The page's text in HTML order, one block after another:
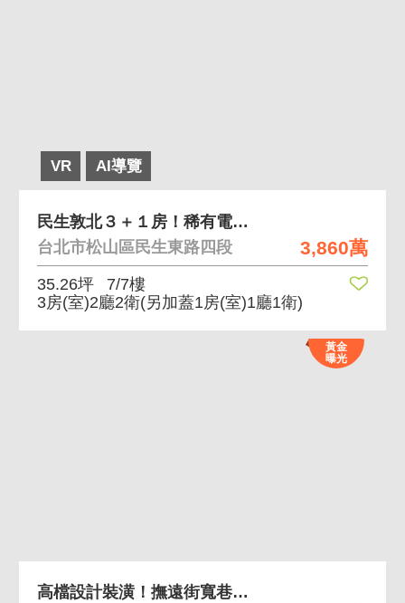
VR AI導覽
3,860萬
民生敦北３＋１房！稀有電梯鼎佳！遠眺１０１！
台北市松山區民生東路四段
35.26坪
7/7樓
3房(室)2廳2衛(另加蓋1房(室)1廳1衛)
黃金
曝光
高檔設計裝潢！撫遠街寬巷國泰一樓